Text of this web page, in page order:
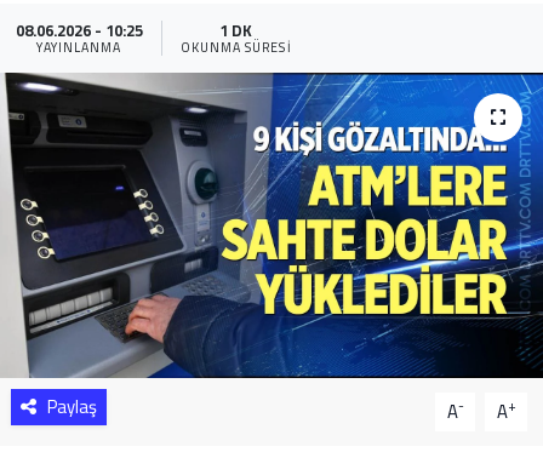
08.06.2026 - 10:25
YAYINLANMA
1 DK
OKUNMA SÜRESI
Paylaş A- A+
Teknoloji
Yaşam
Sağlık
Yazarlar
Resmi İlan
Resmi Reklam